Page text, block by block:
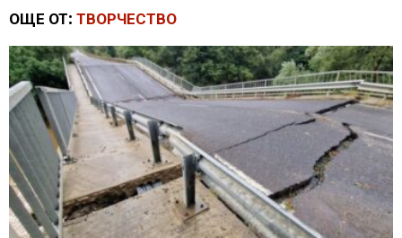
ОЩЕ ОТ: ТВОРЧЕСТВО